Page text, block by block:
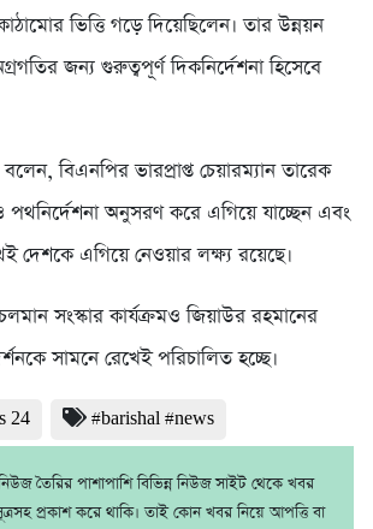
ভিত্তি গড়ে দিয়েছিলেন। তার উন্নয়ন
জন্য গুরুত্বপূর্ণ দিকনির্দেশনা হিসেবে
বিএনপির ভারপ্রাপ্ত চেয়ারম্যান তারেক
অনুসরণ করে এগিয়ে যাচ্ছেন এবং
দেশকে এগিয়ে নেওয়ার লক্ষ্য রয়েছে।
সংস্কার কার্যক্রমও জিয়াউর রহমানের
সামনে রেখেই পরিচালিত হচ্ছে।
24 #barishal #news
তৈরির পাশাপাশি বিভিন্ন নিউজ সাইট থেকে খবর
প্রকাশ করে থাকি। তাই কোন খবর নিয়ে আপত্তি বা